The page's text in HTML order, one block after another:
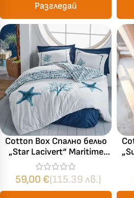
Разгледай
Cotton Box Спално бельо
„Star Lacivert“ Maritime
Ranforce – 100% памук –
4 части – за спалня
59,00 €(115.39 лв.)